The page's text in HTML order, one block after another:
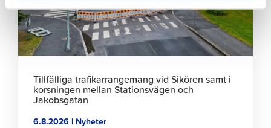
Tillfälliga trafikarrangemang vid Sikören samt i
korsningen mellan Stationsvägen och
Jakobsgatan
6.8.2026 | Nyheter